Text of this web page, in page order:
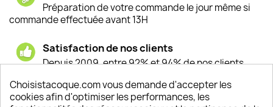
Préparation de votre commande le jour même si
commande effectuée avant 13H
Satisfaction de nos clients
Depuis 2009, entre 92% et 94% de nos clients
Un SAV à votre écoute
Choisistacoque.com vous demande d'accepter les
cookies afin d'optimiser les performances, les